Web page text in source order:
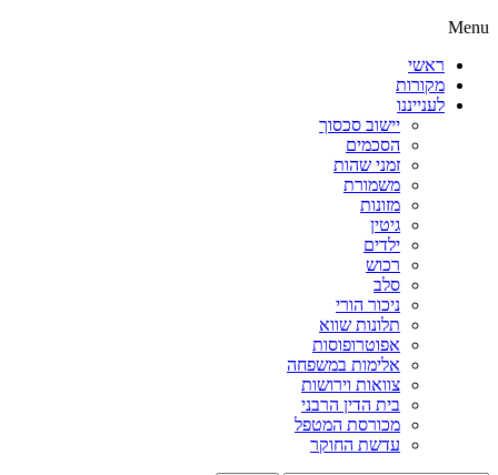
Menu
ראשי
מקורות
לענייננו
יישוב סכסוך
הסכמים
זמני שהות
משמורת
מזונות
גיטין
ילדים
רכוש
סלב
ניכור הורי
תלונות שווא
אפוטרופוסות
אלימות במשפחה
צוואות וירושות
בית הדין הרבני
מכורסת המטפל
עדשת החוקר